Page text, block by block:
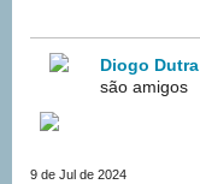
Diogo Dutra
são amigos
9 de Jul de 2024